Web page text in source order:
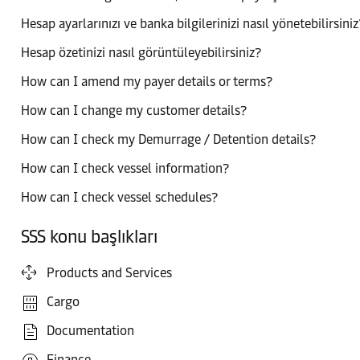
Hesap ayarlarınızı ve banka bilgilerinizi nasıl
Hesap özetinizi nasıl görüntüleyebilirsiniz?
How can I amend my payer details or terms?
How can I change my customer details?
How can I check my Demurrage / Detention details?
How can I check vessel information?
How can I check vessel schedules?
SSS konu başlıkları
Products and Services
Cargo
Documentation